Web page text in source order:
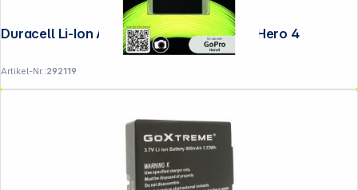
Duracell Li-Ion Akku 1160mAh für GoPro Hero 4
Artikel-Nr.:292119